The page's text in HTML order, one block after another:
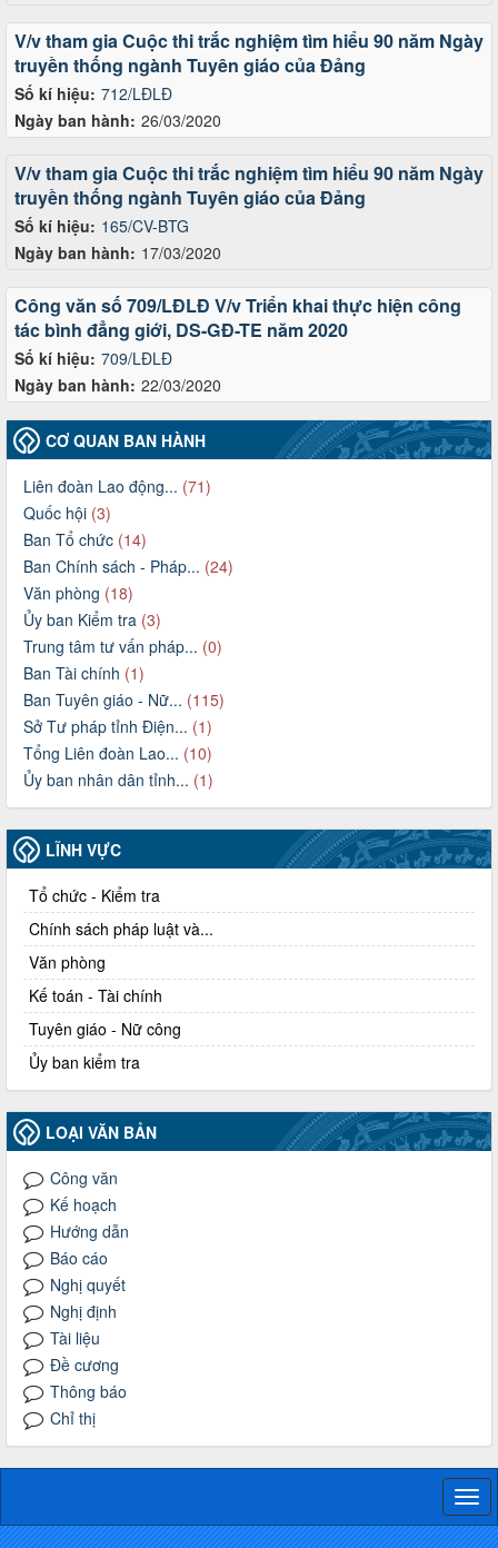
Số kí hiệu: 712/LĐLĐ
Ngày ban hành: 26/03/2020
V/v tham gia Cuộc thi trắc nghiệm tìm hiểu 90 năm Ngày
truyền thống ngành Tuyên giáo của Đảng
Số kí hiệu: 165/CV-BTG
Ngày ban hành: 17/03/2020
V/v tham gia Cuộc thi trắc nghiệm tìm hiểu 90 năm Ngày
truyền thống ngành Tuyên giáo của Đảng
Số kí hiệu: 709/LĐLĐ
Ngày ban hành: 22/03/2020
Công văn số 709/LĐLĐ V/v Triển khai thực hiện công
tác bình đẳng giới, DS-GĐ-TE năm 2020
CƠ QUAN BAN HÀNH
Liên đoàn Lao động... (71)
Quốc hội (3)
Ban Tổ chức (14)
Ban Chính sách - Pháp... (24)
Văn phòng (18)
Ủy ban Kiểm tra (3)
Trung tâm tư vấn pháp... (0)
Ban Tài chính (1)
Ban Tuyên giáo - Nữ... (115)
Sở Tư pháp tỉnh Điện... (1)
Tổng Liên đoàn Lao... (10)
Ủy ban nhân dân tỉnh... (1)
LĨNH VỰC
Tổ chức - Kiểm tra
Chính sách pháp luật và...
Văn phòng
Kế toán - Tài chính
Tuyên giáo - Nữ công
Ủy ban kiểm tra
LOẠI VĂN BẢN
Công văn
Kế hoạch
Hướng dẫn
Báo cáo
Nghị quyết
Nghị định
Tài liệu
Đề cương
Thông báo
Chỉ thị